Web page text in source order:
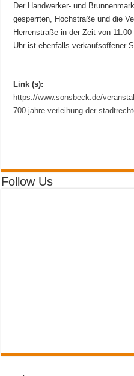
Der Handwerker- und
gesperrten, Hochstraße und die
Herrenstraße in der Zeit von
Uhr ist ebenfalls verkaufsoffener
Link (s):
https://www.sonsbeck.de/
700-jahre-verleihung-der-
Follow Us